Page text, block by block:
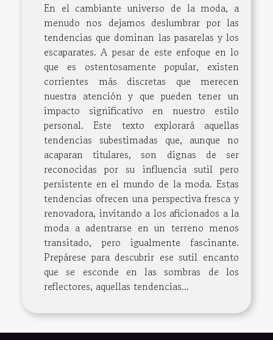
En el cambiante universo de la moda, a
menudo nos dejamos deslumbrar por las
tendencias que dominan las pasarelas y los
escaparates. A pesar de este enfoque en lo
que es ostentosamente popular, existen
corrientes más discretas que merecen
nuestra atención y que pueden tener un
impacto significativo en nuestro estilo
personal. Este texto explorará aquellas
tendencias subestimadas que, aunque no
acaparan titulares, son dignas de ser
reconocidas por su influencia sutil pero
persistente en el mundo de la moda. Estas
tendencias ofrecen una perspectiva fresca y
renovadora, invitando a los aficionados a la
moda a adentrarse en un terreno menos
transitado, pero igualmente fascinante.
Prepárese para descubrir ese sutil encanto
que se esconde en las sombras de los
reflectores, aquellas tendencias...